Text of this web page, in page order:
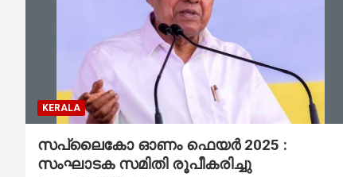
KERALA
സപ്ലൈകോ ഓണം ഫെയർ 2025 :
സംഘാടക സമിതി രൂപീകരിച്ചു